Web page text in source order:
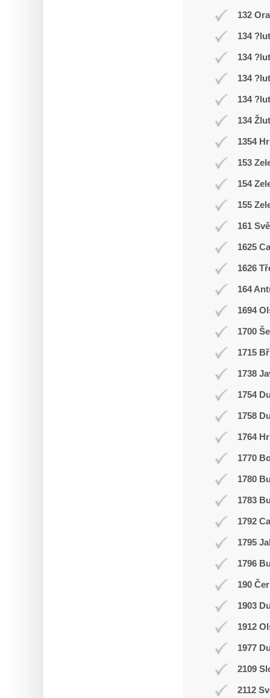
132
134 ?lut
134 ?lut
134 ?lut
134 ?lut
134
1354
153
154
155
161
1625
1626
164
1694
1700
1715
1738
1754
1758
1764
1770
1780
1783
1792
1795
1796
190
1903
1912
1977
2109
2112